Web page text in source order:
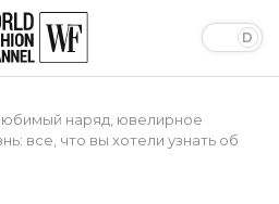
наряд, ювелирное
все, что вы хотели узнать об